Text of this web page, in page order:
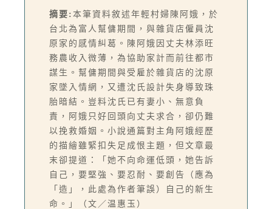
摘要: 本筆資料敘述年輕村婦陳阿娥，於
台北為富人幫傭期間，與雜貨店僱員沈
原家的感情糾葛。陳阿娥因丈夫林添旺
務農收入微薄，為協助家計而前往都市
謀生。幫傭期間與受雇於雜貨店的沈原
家墜入情網，又遭沈氏設計失身導致珠
胎暗結。豈料沈氏已有妻小、無意負
責，阿娥只好回頭向丈夫求合，卻仍難
以挽救婚姻。小說通篇對主角阿娥經歷
的描繪雖緊扣失足成恨主題，但文章最
末卻提道：「她不向命運低頭，她告訴
自己，要堅強、要忍耐、要創告（應為
「造」，此處為作者筆誤）自己的新生
命。」（文／温惠玉）